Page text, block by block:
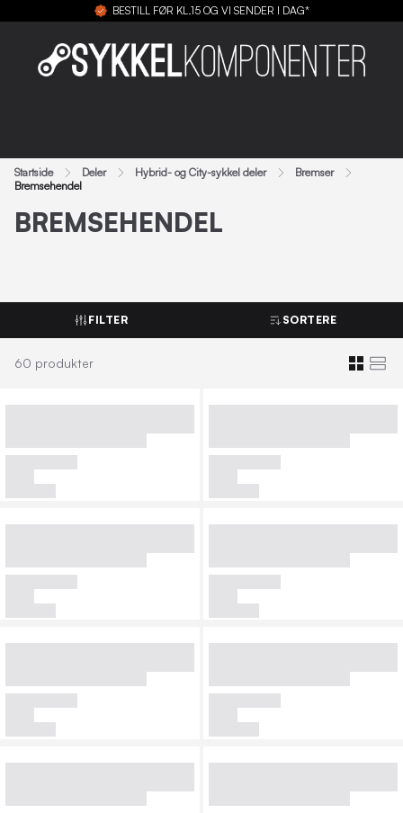
BESTILL FØR KL.15 OG VI SENDER I DAG*
Startside Deler Hybrid- og City-sykkel deler
Bremser
Bremsehendel
BREMSEHENDEL
FILTER SORTERE
60 produkter